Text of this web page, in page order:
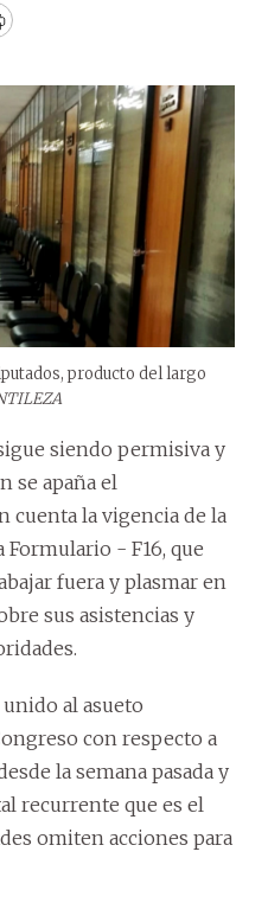
producto del largo
siendo permisiva y
se apaña el
la vigencia de la
- F16, que
fuera y plasmar en
sus asistencias y
al asueto
con respecto a
la semana pasada y
recurrente que es el
omiten acciones para